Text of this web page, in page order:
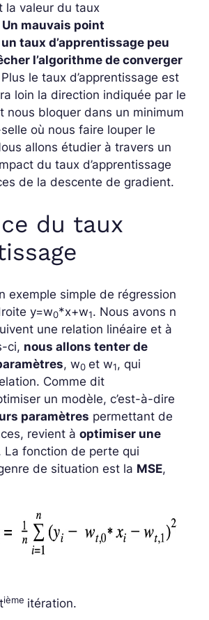
la valeur du taux
Un mauvais point
taux d’apprentissage peu
l’algorithme de converger
le taux d’apprentissage est
loin la direction indiquée par le
nous bloquer dans un minimum
où nous faire louper le
allons étudier à travers un
du taux d’apprentissage
de la descente de gradient.
du taux
exemple simple de régression
y=w0*x+w1. Nous avons n
une relation linéaire et à
ci, nous allons tenter de
, w0 et w1, qui
Comme dit
un modèle, c’est-à-dire
paramètres permettant de
revient à optimiser une
La fonction de perte qui
de situation est la MSE,
ième itération.